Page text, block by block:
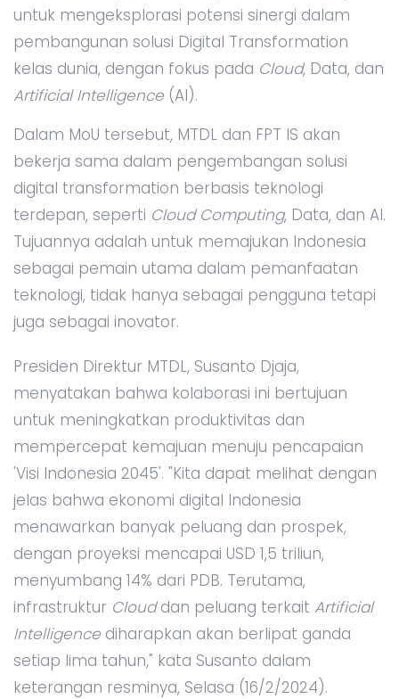
untuk mengeksplorasi potensi sinergi dalam
pembangunan solusi Digital Transformation
kelas dunia, dengan fokus pada Cloud, Data, dan
Artificial Intelligence (AI).
Dalam MoU tersebut, MTDL dan FPT IS akan
bekerja sama dalam pengembangan solusi
digital transformation berbasis teknologi
terdepan, seperti Cloud Computing, Data, dan AI.
Tujuannya adalah untuk memajukan Indonesia
sebagai pemain utama dalam pemanfaatan
teknologi, tidak hanya sebagai pengguna tetapi
juga sebagai inovator.
Presiden Direktur MTDL, Susanto Djaja,
menyatakan bahwa kolaborasi ini bertujuan
untuk meningkatkan produktivitas dan
mempercepat kemajuan menuju pencapaian
'Visi Indonesia 2045'. "Kita dapat melihat dengan
jelas bahwa ekonomi digital Indonesia
menawarkan banyak peluang dan prospek,
dengan proyeksi mencapai USD 1,5 triliun,
menyumbang 14% dari PDB. Terutama,
infrastruktur Clouddan peluang terkait Artificial
Intelligence diharapkan akan berlipat ganda
setiap lima tahun," kata Susanto dalam
keterangan resminya, Selasa (16/2/2024).